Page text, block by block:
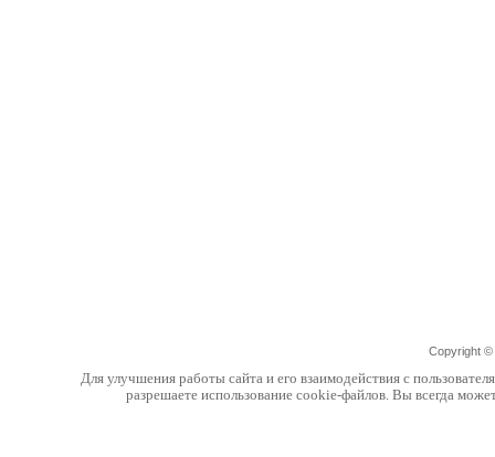
Copyright ©
Для улучшения работы сайта и его взаимодействия с
разрешаете использование cookie-файлов. Вы всегда